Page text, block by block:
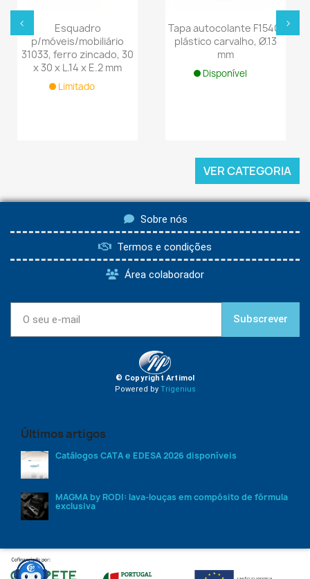
Esquadro
p/móveis/mobiliário
31033, ferro zincado, 30
x 30 x L.14 x E.2 mm
Limitado
Tapa autocolante F1540,
plástico carvalho, Ø.13
mm
Disponível
‹ ›
VER CATEGORIA
Sobre nós
Termos e condições
Área colaborador
Subscrever
© Copyright Artimol
Powered by Trigenius
Últimos artigos
Catálogos CATA e EDESA 2026 disponíveis
MAGMA by RODI: lava-louças em compósito de fórmula
exclusiva